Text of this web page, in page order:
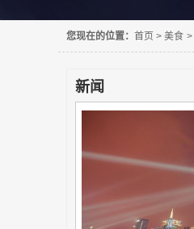
您现在的位置： 首页 > 美食 >
新闻